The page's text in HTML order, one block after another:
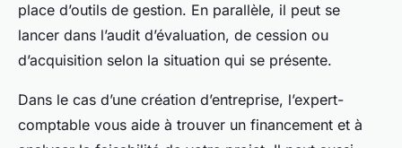
place d’outils de gestion. En parallèle, il peut se
lancer dans l’audit d’évaluation, de cession ou
d’acquisition selon la situation qui se présente.
Dans le cas d’une création d’entreprise, l’expert-
comptable vous aide à trouver un financement et à